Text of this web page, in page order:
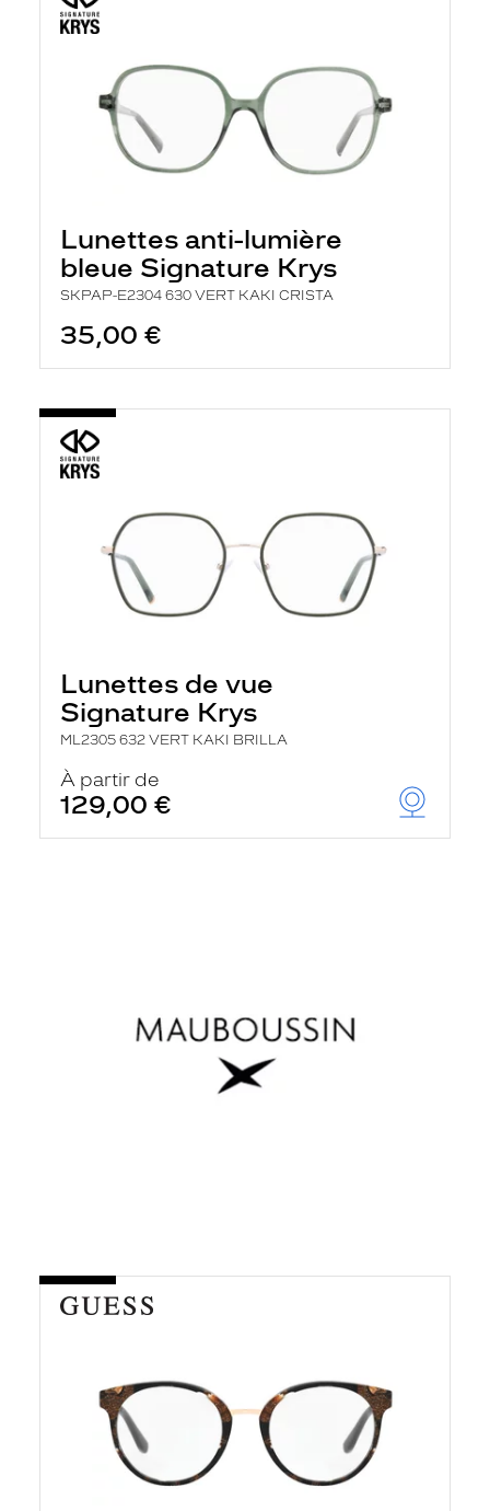
Lunettes anti-lumière
bleue Signature Krys
SKPAP-E2304 630 VERT KAKI CRISTA
35,00 €
Lunettes de vue
Signature Krys
ML2305 632 VERT KAKI BRILLA
À partir de
129,00 €